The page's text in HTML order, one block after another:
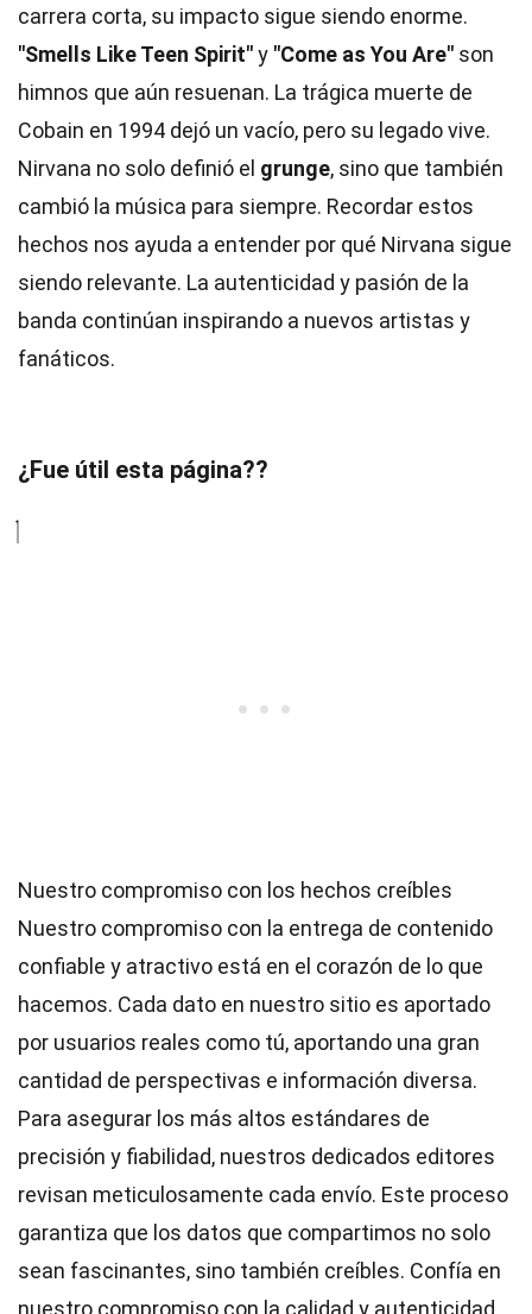
carrera corta, su impacto sigue siendo enorme.
"Smells Like Teen Spirit"y "Come as You Are" son
himnos que aún resuenan. La trágica muerte de
Cobain en 1994 dejó un vacío, pero su legado vive.
Nirvana no solo definió el grunge, sino que también
cambió la música para siempre. Recordar estos
hechos nos ayuda a entender por qué Nirvana sigue
siendo relevante. La autenticidad y pasión de la
banda continúan inspirando a nuevos artistas y
fanáticos.
¿Fue útil esta página??
Nuestro compromiso con los hechos creíbles
Nuestro compromiso con la entrega de contenido
confiable y atractivo está en el corazón de lo que
hacemos. Cada dato en nuestro sitio es aportado
por usuarios reales como tú, aportando una gran
cantidad de perspectivas e información diversa.
Para asegurar los más altos estándares de
precisión y fiabilidad, nuestros dedicados editores
revisan meticulosamente cada envío. Este proceso
garantiza que los datos que compartimos no solo
sean fascinantes, sino también creíbles. Confía en
nuestro compromiso con la calidad y autenticidad